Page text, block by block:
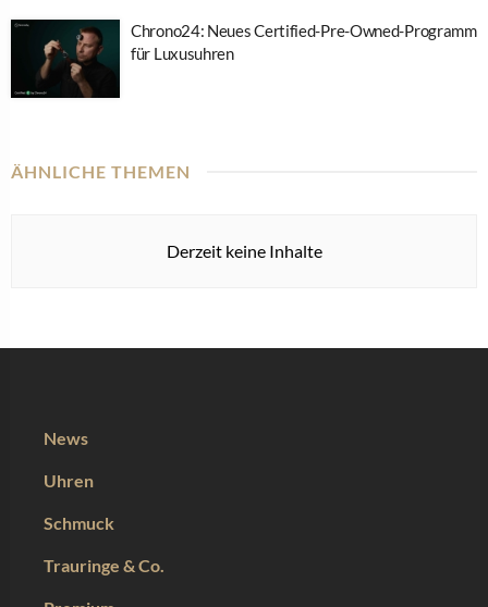
Chrono24: Neues Certified-Pre-Owned-Programm
für Luxusuhren
ÄHNLICHE THEMEN
Derzeit keine Inhalte
News
Uhren
Schmuck
Trauringe & Co.